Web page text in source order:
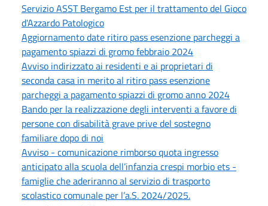
Servizio ASST Bergamo Est per il trattamento del Gioco
d'Azzardo Patologico
Aggiornamento date ritiro pass esenzione parcheggi a
pagamento spiazzi di gromo febbraio 2024
Avviso indirizzato ai residenti e ai proprietari di
seconda casa in merito al ritiro pass esenzione
parcheggi a pagamento spiazzi di gromo anno 2024
Bando per la realizzazione degli interventi a favore di
persone con disabilità grave prive del sostegno
familiare dopo di noi
Avviso - comunicazione rimborso quota ingresso
anticipato alla scuola dell’infanzia crespi morbio ets -
famiglie che aderiranno al servizio di trasporto
scolastico comunale per l’a.S. 2024/2025.